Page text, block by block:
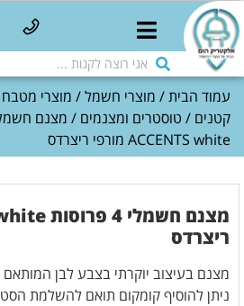
עמוד הבית/ מוצרי חשמל/ מוצרי מטבח
קטנים / טוסטרים ומצנמים
ACCENTS white מורפי ריצרדס
ריצרדס
ניתן להוסיף קומקום תואם להשלמת הסט